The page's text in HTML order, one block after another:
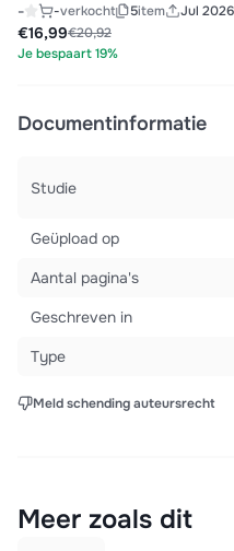
- -verkocht 5item
Jul 2026
€20,92
€16,99
Je bespaart 19%
Documentinformatie
Studie
Geüpload op
Aantal pagina's
Geschreven in
Type
Meld schending auteursrecht
Meer zoals dit